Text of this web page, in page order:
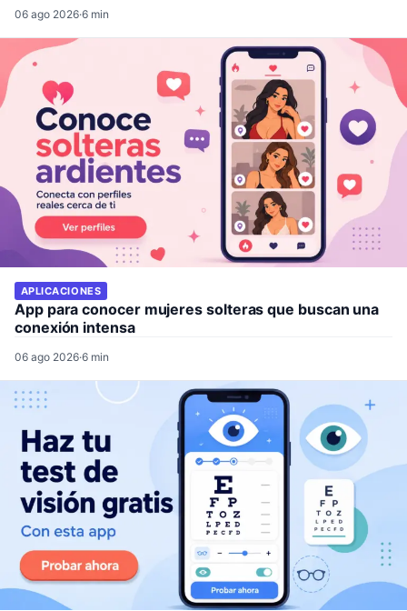
06 ago 2026·6 min
APLICACIONES
App para conocer mujeres solteras que buscan una
conexión intensa
06 ago 2026·6 min